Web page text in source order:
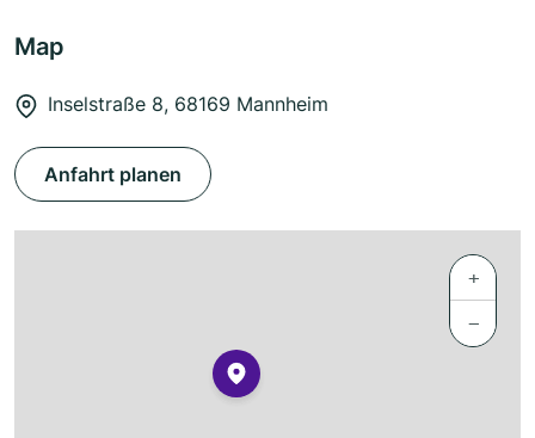
Map
Inselstraße 8, 68169 Mannheim
Anfahrt planen
+
−